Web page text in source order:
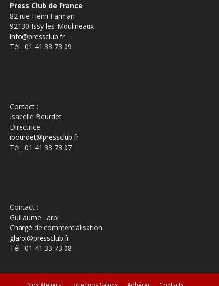
Press Club de France
82 rue Henri Farman
92130 Issy-les-Moulineaux
info@pressclub.fr
Tél : 01 41 33 73 09
Contact :
Isabelle Bourdet
Directrice
ibourdet@pressclub.fr
Tél : 01 41 33 73 07
Contact :
Guillaume Larbi
Chargé de commercialisation
glarbi@pressclub.fr
Tél : 01 41 33 73 08